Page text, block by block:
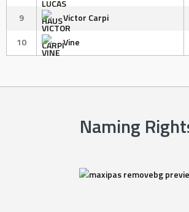
9
Victor Carpi
10
Vine
Naming